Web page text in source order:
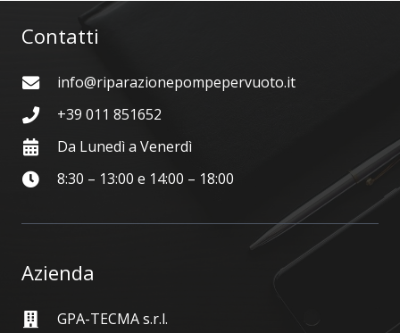
Contatti
info@riparazionepompepervuoto.it
+39 011 851652
Da Lunedì a Venerdì
8:30 – 13:00 e 14:00 – 18:00
Azienda
GPA-TECMA s.r.l.